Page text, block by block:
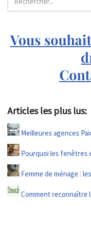
Vous
Articles les plus lus:
Meilleures agences
Pourquoi les
Femme de ménage :
Comment reconnaître